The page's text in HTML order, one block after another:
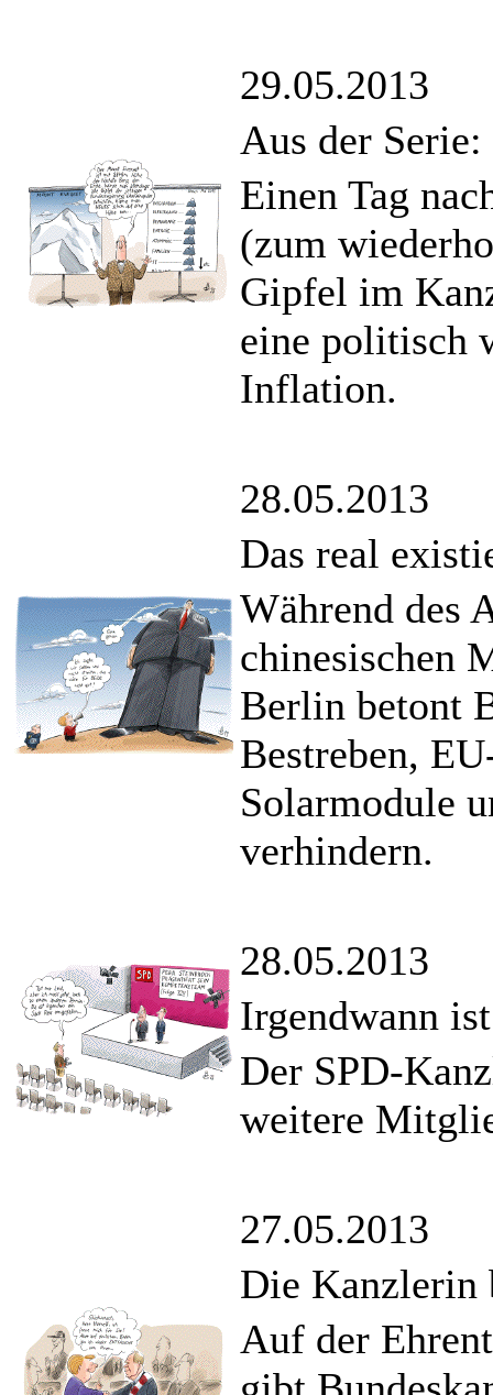
29.05.2013
Aus der
Einen Tag
(zum
Gipfel im
eine politisch
Inflation.
28.05.2013
Das real
Während des
chinesischen
Berlin betont
Bestreben,
Solarmodule
verhindern.
28.05.2013
Irgendwann
Der SPD-
weitere
27.05.2013
Die Kanzlerin
Auf der